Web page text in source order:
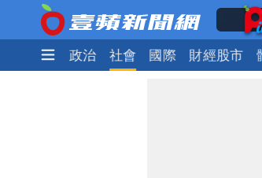
生活 政治 社會 國際 財經股市